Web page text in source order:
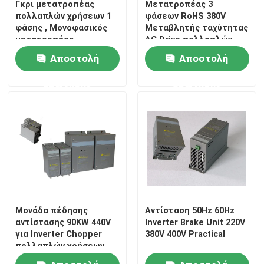
vfd μεταβλητή κίνηση συχνότητας
Μαλακός εκκινητής μηχανών
Οθόνη αφής HMI
Αναστροφέας ανελκυστήρων
Κινητήρας Servo Drive
Stepper κίνηση μηχανών
Γκρι μετατροπέας
πολλαπλών χρήσεων 1
φάσης , Μονοφασικός
μετατροπέας
μεταβλητής
συχνότητας 2HP
Αποστολή
Μετατροπέας 3
φάσεων RoHS 380V
Μεταβλητής ταχύτητας
AC Drive πολλαπλών
χρήσεων
Αποστολή
Μονάδα πέδησης
αντίστασης 90KW 440V
για Inverter Chopper
πολλαπλών χρήσεων
Αντίσταση 50Hz 60Hz
Inverter Brake Unit 220V
380V 400V Practical